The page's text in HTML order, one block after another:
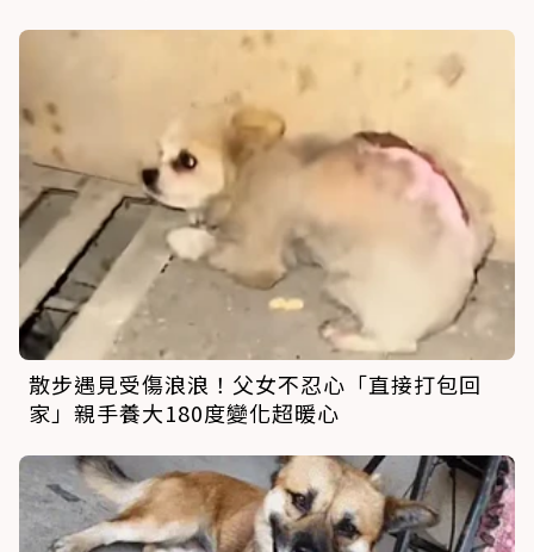
散步遇見受傷浪浪！父女不忍心「直接打包回
家」親手養大180度變化超暖心